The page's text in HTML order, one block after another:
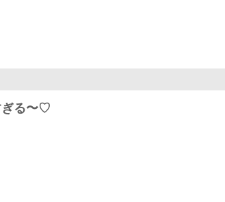
ぎる〜♡